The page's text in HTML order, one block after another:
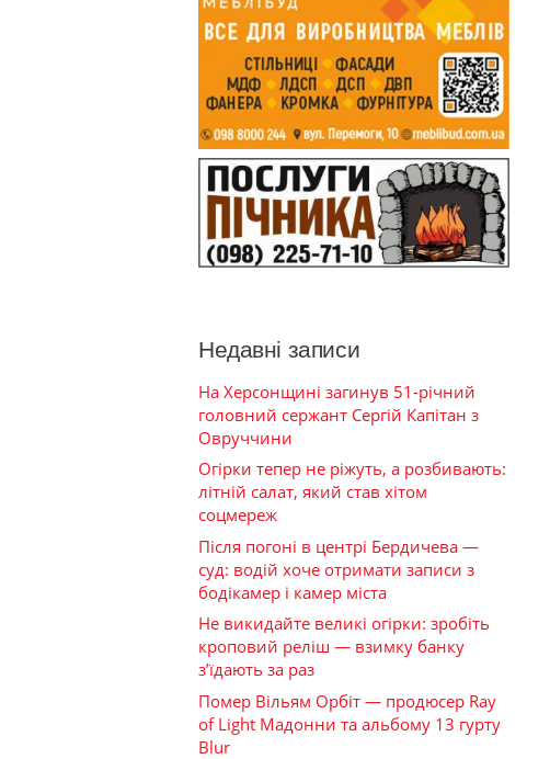
Недавні записи
На Херсонщині загинув 51-річний
головний сержант Сергій Капітан з
Овруччини
Огірки тепер не ріжуть, а розбивають:
літній салат, який став хітом
соцмереж
Після погоні в центрі Бердичева —
суд: водій хоче отримати записи з
бодікамер і камер міста
Не викидайте великі огірки: зробіть
кроповий реліш — взимку банку
з’їдають за раз
Помер Вільям Орбіт — продюсер Ray
of Light Мадонни та альбому 13 гурту
Blur